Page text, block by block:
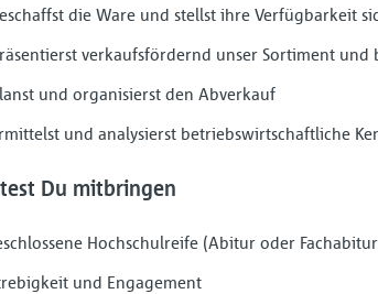
die Ware und stellst ihre Verfügbarkeit
verkaufsfördernd unser Sortiment und
und organisierst den Abverkauf
und analysierst betriebswirtschaftliche
Du mitbringen
Hochschulreife (Abitur oder
und Engagement